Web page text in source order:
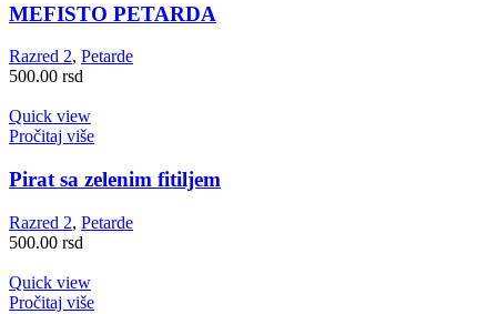
MEFISTO PETARDA
Razred 2, Petarde
500.00 rsd
Quick view
Pročitaj više
Pirat sa zelenim fitiljem
Razred 2, Petarde
500.00 rsd
Quick view
Pročitaj više